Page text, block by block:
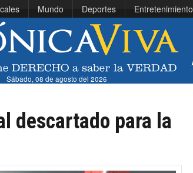
Mundo Deportes Entretenimiento
Sábado, 08 de agosto del 2026
descartado para la